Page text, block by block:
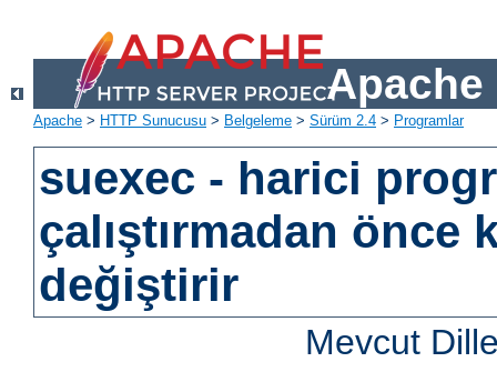
Apache
Apache > HTTP Sunucusu > Belgeleme > Sürüm 2.4 > Programlar
suexec - harici
çalıştırmadan önce
değiştirir
Mevcut